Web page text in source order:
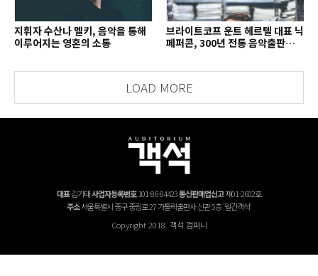
지휘자 수산나 멜키, 음악을 통해
이루어지는 영혼의 소통
브라이트코프 운트 헤르텔 대표 닉
페퍼콘, 300년 전통 음악출판사의
LOAD MORE
대표김기태사업자등록번호101-86-84423통신판매업신고제01-2602호
주소서울특별시 중구 중림로 27 가톨릭출판사 신관 5층 '월간객석'
Copyright 2018. 객석 컴퍼니